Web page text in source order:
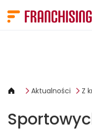
Aktualności Z